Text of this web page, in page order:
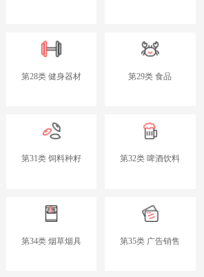
第28类 健身器材 第29类 食品
第31类 饲料种籽 第32类 啤酒饮料
第34类 烟草烟具 第35类 广告销售